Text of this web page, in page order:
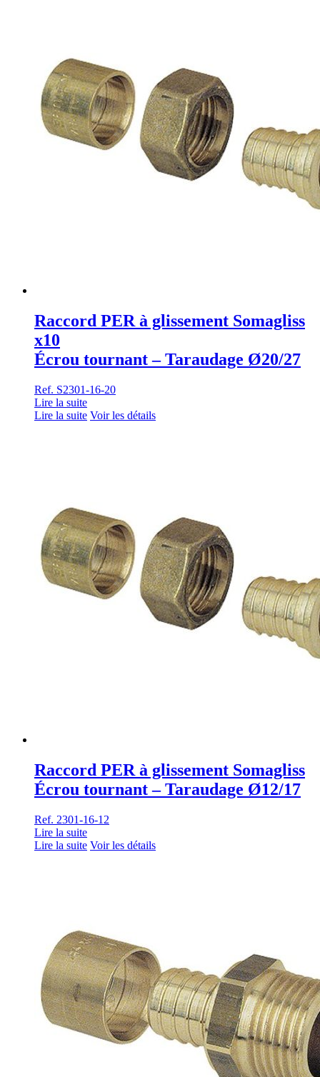
Raccord PER à glissement Somagliss
x10
Écrou tournant – Taraudage Ø20/27
Ref. S2301-16-20
Lire la suite
Lire la suite Voir les détails
Raccord PER à glissement Somagliss
Écrou tournant – Taraudage Ø12/17
Ref. 2301-16-12
Lire la suite
Lire la suite Voir les détails